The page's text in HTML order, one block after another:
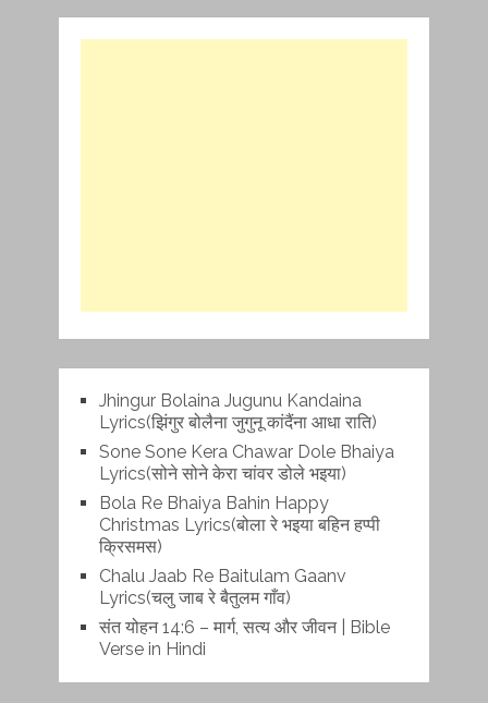
Jhingur Bolaina Jugunu Kandaina
Lyrics(झिंगुर बोलैना जुगुनू कांदैंना आधा राति)
Sone Sone Kera Chawar Dole Bhaiya
Lyrics(सोने सोने केरा चांवर डोले भइया)
Bola Re Bh‌aiya Bahin Happy
Christmas Lyrics(बोला रे भ‌इया बहिन हप्पी
क्रिसमस)
Chalu Jaab Re Baitulam Gaanv
Lyrics(चलु जाब रे बैतुलम गाँव)
संत योहन 14:6 – मार्ग, सत्य और जीवन | Bible
Verse in Hindi